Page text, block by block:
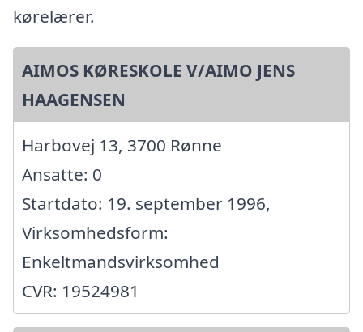
kørelærer.
AIMOS KØRESKOLE V/AIMO JENS
HAAGENSEN
Harbovej 13, 3700 Rønne
Ansatte: 0
Startdato: 19. september 1996,
Virksomhedsform:
Enkeltmandsvirksomhed
CVR: 19524981